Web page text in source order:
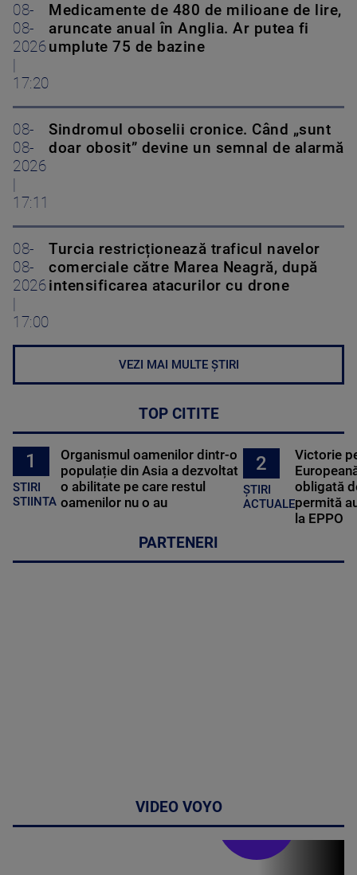
08-
08-
2026
|
17:20
Medicamente de 480 de milioane de lire,
aruncate anual în Anglia. Ar putea fi
umplute 75 de bazine
08-
08-
2026
|
17:11
Sindromul oboselii cronice. Când „sunt
doar obosit” devine un semnal de alarmă
08-
08-
2026
|
17:00
Turcia restricționează traficul navelor
comerciale către Marea Neagră, după
intensificarea atacurilor cu drone
VEZI MAI MULTE ȘTIRI
TOP CITITE
1
STIRI
STIINTA
Organismul oamenilor dintr-o
populație din Asia a dezvoltat
o abilitate pe care restul
oamenilor nu o au
2
ȘTIRI
ACTUALE
Victorie
obligată
permită
la EPPO
PARTENERI
VIDEO VOYO